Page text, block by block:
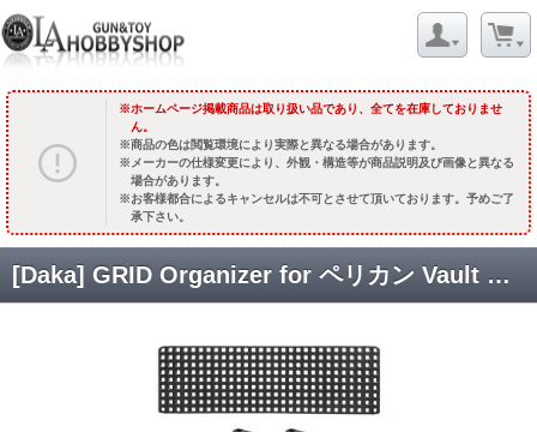
ホームページ掲載商品は取り扱い品であり、全てを在庫しておりませ
ん。
商品の色は閲覧環境により実際と異なる場合があります。
メーカーの仕様変更により、外観・構造等が商品説明及び画像と異なる
場合があります。
お客様都合によるキャンセルは不可とさせて頂いております。予めご了
承下さい。
[Daka] GRID Organizer for ペリカン Vault V800 (ドロップインインナーパッド) [取寄]